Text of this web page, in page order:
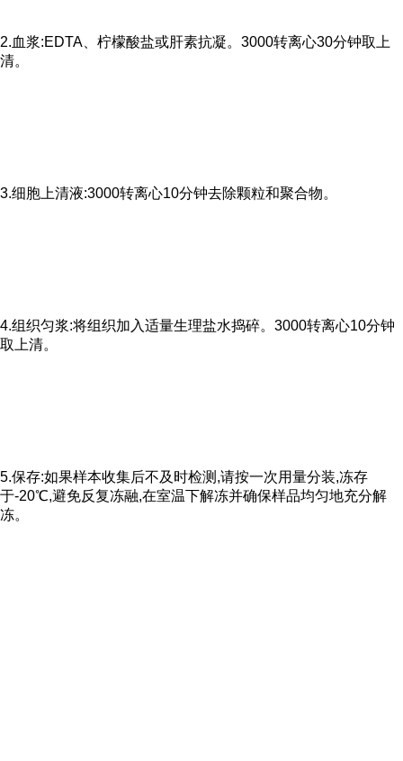
2.血浆:EDTA、柠檬酸盐或肝素抗凝。3000转离心30分钟取上
清。
3.细胞上清液:3000转离心10分钟去除颗粒和聚合物。
4.组织匀浆:将组织加入适量生理盐水捣碎。3000转离心10分钟
取上清。
5.保存:如果样本收集后不及时检测,请按一次用量分装,冻存
于-20℃,避免反复冻融,在室温下解冻并确保样品均匀地充分解
冻。